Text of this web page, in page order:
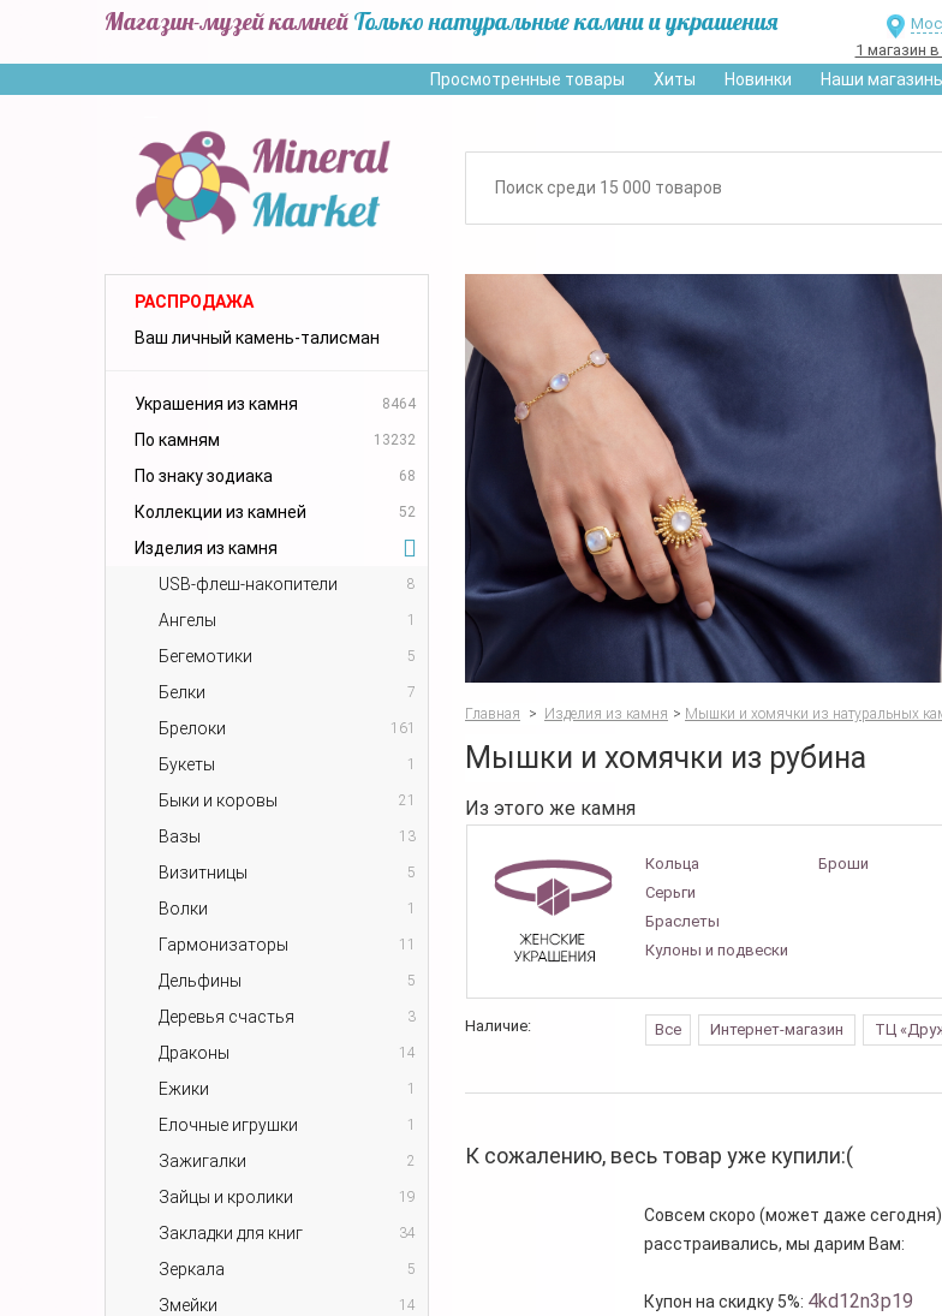
Магазин-музей камней Только натуральные камни и украшения
1 магазин
Просмотренные товары Хиты Новинки Наши
РАСПРОДАЖА
Ваш личный камень-талисман
Украшения из камня 8464
По камням 13232
По знаку зодиака 68
Коллекции из камней 52
Изделия из камня
USB-флеш-накопители
8
Ангелы 1
Бегемотики 5
Белки 7
Брелоки 161
Букеты 1
Быки и коровы 21
Вазы 13
Визитницы 5
Волки 1
Гармонизаторы 11
Дельфины 5
Деревья счастья 3
Драконы 14
Ежики 1
Елочные игрушки 1
Зажигалки 2
Зайцы и кролики 19
Закладки для книг 34
Зеркала 5
Змейки 14
Главная > Изделия из камня > Мышки и хомячки из натуральных
Мышки и хомячки из рубина
Из этого же камня
Кольца
Серьги
Браслеты
Кулоны и подвески
Броши
Наличие: Все Интернет-магазин ТЦ
К сожалению, весь товар уже купили:(
Совсем скоро (может даже
расстраивались, мы дарим Вам:
Купон на скидку 5%: 4kd12n3p19